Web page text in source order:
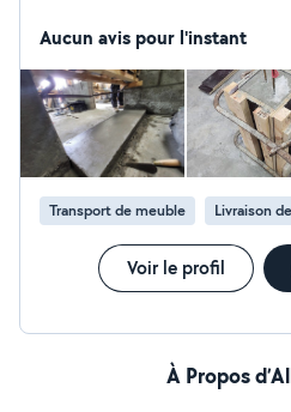
efficace Nous n'avons pas peur de nous salir les mains
difficiles Zéro blabla, que du résultat ️ - Contactez-nous
maintenant
Aucun avis pour l'instant
Transport de meuble Livraison
Voir le profil
À Propos